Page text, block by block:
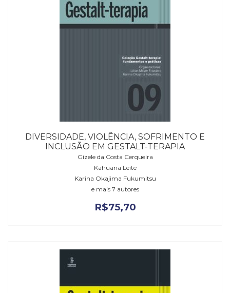
DIVERSIDADE, VIOLÊNCIA, SOFRIMENTO E
INCLUSÃO EM GESTALT-TERAPIA
Gizele da Costa Cerqueira
Kahuana Leite
Karina Okajima Fukumitsu
e mais 7 autores
R$75,70